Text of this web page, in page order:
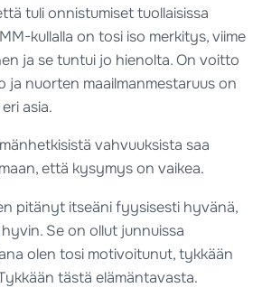
tuli onnistumiset tuollaisissa
kullalla on tosi iso merkitys, viime
ja se tuntui jo hienolta. On voitto
ja nuorten maailmanmestaruus on
asia.
vahvuuksista saa
että kysymys on vaikea.
pitänyt itseäni fyysisesti hyvänä,
Se on ollut junnuissa
olen tosi motivoitunut, tykkään
tästä elämäntavasta.